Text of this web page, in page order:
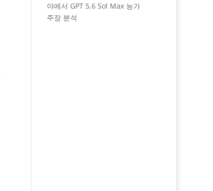
야에서 GPT 5.6 Sol Max 능가
주장 분석